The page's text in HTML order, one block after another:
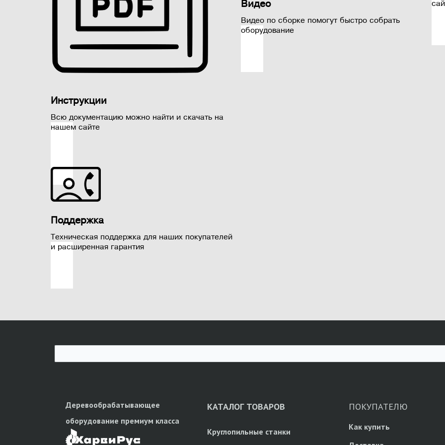
Инструкции
Всю документацию можно найти и скачать на
нашем сайте
Видео
Видео по сборке помогут быстро собрать
оборудование
Поддержка
Техническая поддержка для наших покупателей
и расширенная гарантия
ПОКУПАТЕЛЮ
Как купить
КАТАЛОГ ТОВАРОВ
Круглопильные станки
Деревообрабатывающее
оборудование премиум класса